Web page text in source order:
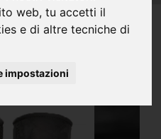
web, tu accetti il
e di altre tecniche di
impostazioni